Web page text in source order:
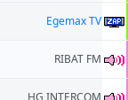
Egemax TV
RIBAT FM